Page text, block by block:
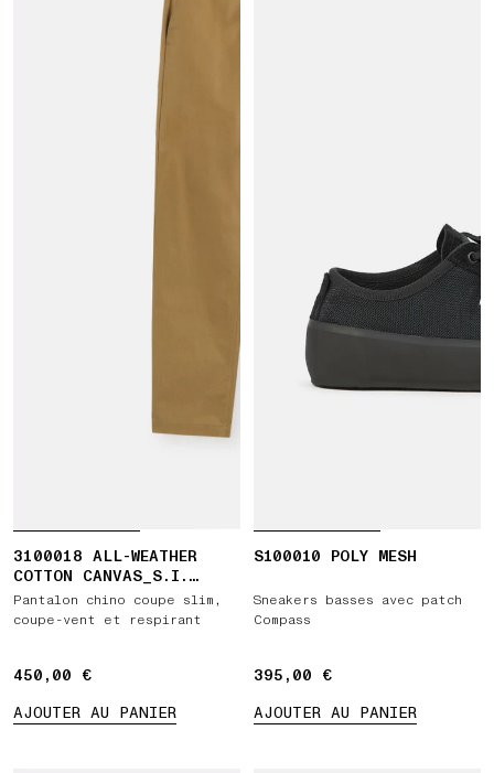
3100018 ALL-WEATHER
COTTON CANVAS_S.I.
GHOST
Pantalon chino coupe slim,
coupe-vent et respirant
450,00 €
450,00 €
AJOUTER AU PANIER
S100010 POLY MESH
Sneakers basses avec patch
Compass
395,00 €
395,00 €
AJOUTER AU PANIER